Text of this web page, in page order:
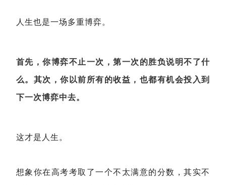
人生也是一场多重博弈。
首先，你博弈不止一次，第一次的胜负说明不了什
么。其次，你以前所有的收益，也都有机会投入到
下一次博弈中去。
这才是人生。
想象你在高考考取了一个不太满意的分数，其实不